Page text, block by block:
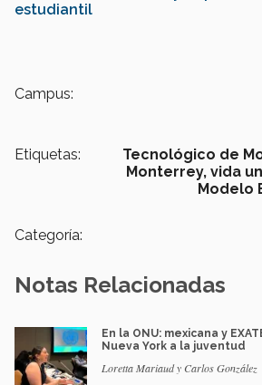
estudiantil
Campus:
Etiquetas: Tecnológico de
Monterrey, vida
Modelo
Categoría:
Notas Relacionadas
En la ONU: mexicana y
Nueva York a la juventud
Loretta Mariaud y Carlos González